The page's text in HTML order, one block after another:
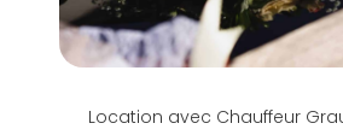
Location avec Chauffeur